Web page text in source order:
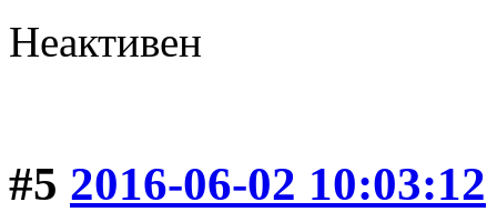
Неактивен
#5 2016-06-02 10:03:12